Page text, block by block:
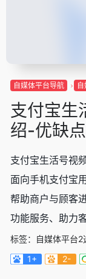
自媒体平台导航
支付宝生
绍-优缺
支付宝生活号视
面向手机支付宝
帮助商户与顾客
功能服务、助力
标签： 自媒体平台2
1+
2-